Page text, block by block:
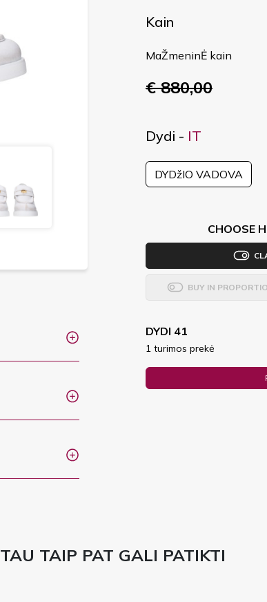
Kain
MaŽmeninĖ kain
€ 880,00
Dydi - IT
DYDžIO VADOVA
CHOOSE
BUY IN
DYDI 41
1 turimos prekė
TAU TAIP PAT GALI PATIKTI